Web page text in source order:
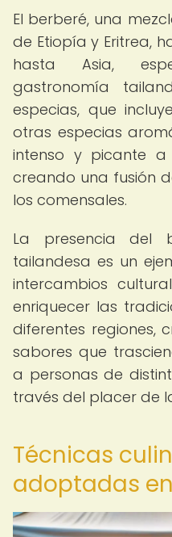
El berberé, una
de Etiopía y Eritrea,
hasta Asia,
gastronomía
especias, que
otras especias
intenso y picante a
creando una fusión
los comensales.
La presencia del
tailandesa es un
intercambios
enriquecer las
diferentes regiones,
sabores que
a personas de
través del placer de
Técnicas
adoptadas